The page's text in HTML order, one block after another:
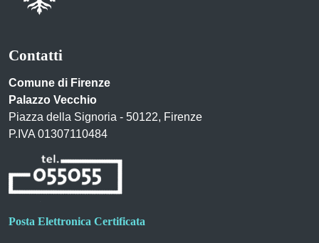
Contatti
Comune di Firenze
Palazzo Vecchio
Piazza della Signoria - 50122, Firenze
P.IVA 01307110484
Posta Elettronica Certificata